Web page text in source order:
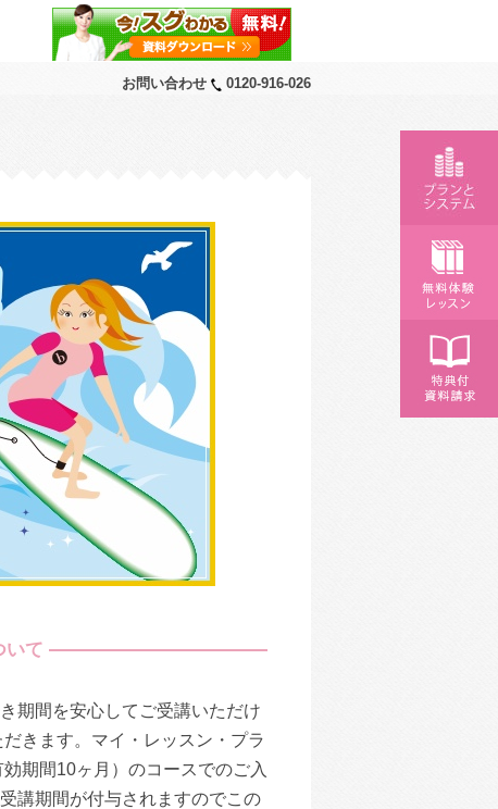
お問い合わせ 0120-916-026
いて
期間を安心してご受講いただけ
きます。マイ・レッスン・プラ
期間10ヶ月）のコースでのご入
講期間が付与されますのでこの